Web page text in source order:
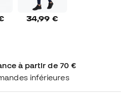
34,99 €
à partir de 70 €
inférieures